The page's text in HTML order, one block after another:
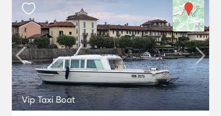
Vip Taxi Boat